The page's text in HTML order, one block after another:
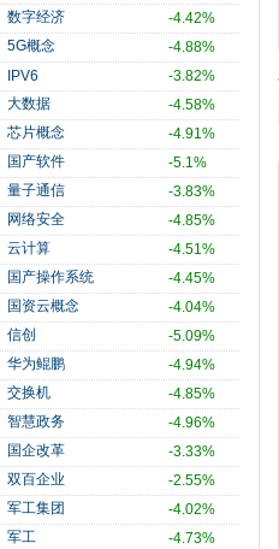
数字经济
-4.42%
5G概念
-4.88%
IPV6
-3.82%
大数据
-4.58%
芯片概念
-4.91%
国产软件
-5.1%
量子通信
-3.83%
网络安全
-4.85%
云计算
-4.51%
国产操作系统
-4.45%
国资云概念
-4.04%
信创
-5.09%
华为鲲鹏
-4.94%
交换机
-4.85%
智慧政务
-4.96%
国企改革
-3.33%
双百企业
-2.55%
军工集团
-4.02%
军工
-4.73%